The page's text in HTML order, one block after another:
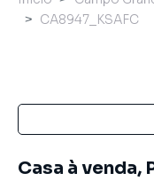
CA8947_KSAFC
Casa à venda,